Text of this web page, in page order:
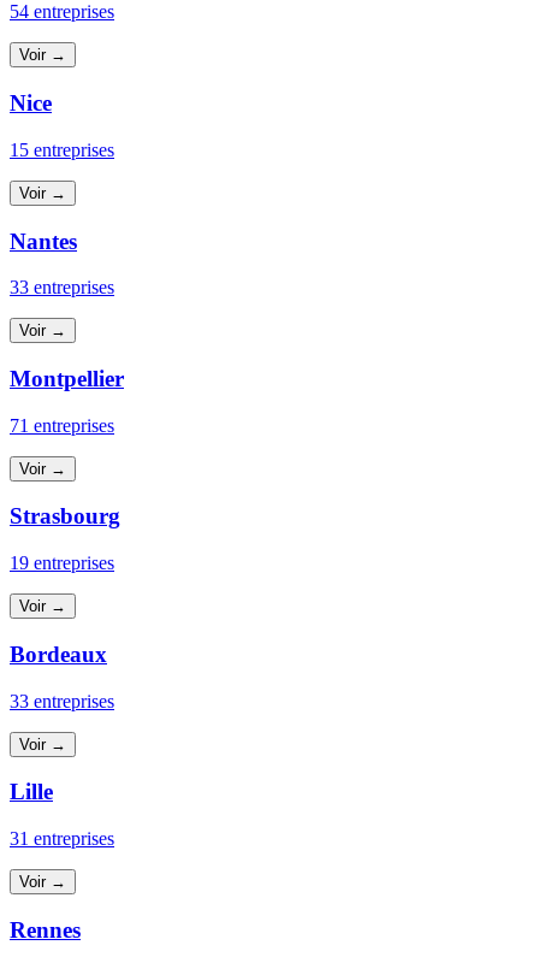
54 entreprises
Voir →
Nice
15 entreprises
Voir →
Nantes
33 entreprises
Voir →
Montpellier
71 entreprises
Voir →
Strasbourg
19 entreprises
Voir →
Bordeaux
33 entreprises
Voir →
Lille
31 entreprises
Voir →
Rennes